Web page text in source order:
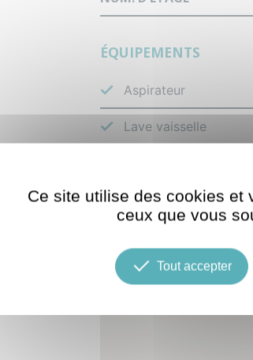
ÉQUIPEMENTS
Aspirateur
Lave vaisselle
TV écran plat
LOCALISATION
Ce site utilise des cookies et
ceux que vous
Tout accepter